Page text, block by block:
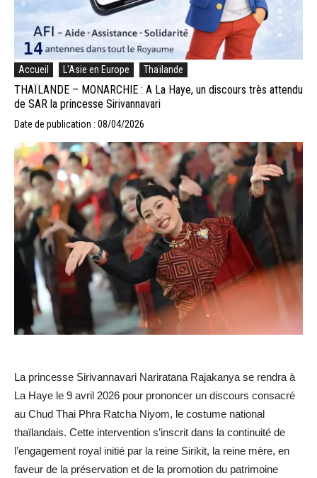
Accueil L'Asie en Europe Thaïlande
THAÏLANDE – MONARCHIE : A La Haye, un discours très attendu
de SAR la princesse Sirivannavari
Date de publication : 08/04/2026
La princesse Sirivannavari Nariratana Rajakanya se rendra à
La Haye le 9 avril 2026 pour prononcer un discours consacré
au Chud Thai Phra Ratcha Niyom, le costume national
thaïlandais. Cette intervention s’inscrit dans la continuité de
l’engagement royal initié par la reine Sirikit, la reine mère, en
faveur de la préservation et de la promotion du patrimoine